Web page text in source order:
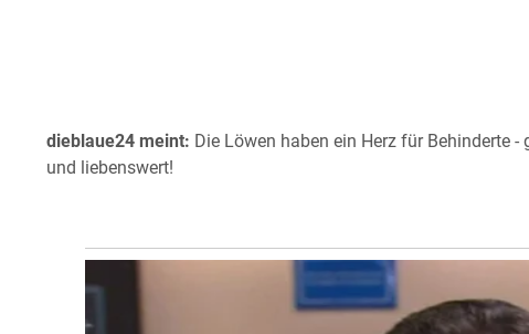
dieblaue24 meint: Die Löwen haben ein Herz für Behinderte
und liebenswert!